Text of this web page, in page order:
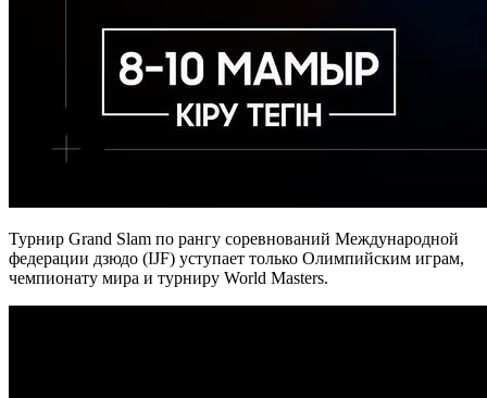
Турнир Grand Slam по рангу соревнований Международной
федерации дзюдо (IJF) уступает только Олимпийским играм,
чемпионату мира и турниру World Masters.